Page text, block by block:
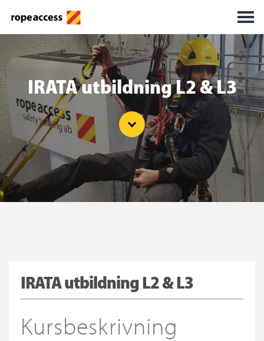
IRATA utbildning L2 & L3
Go to topic
IRATA utbildning L2 & L3
Kursbeskrivning